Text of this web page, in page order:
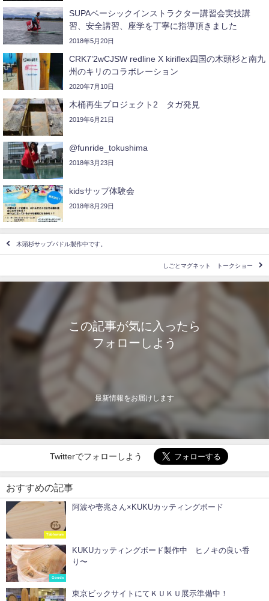
SUPAベーシックインストラクター講習会実技講
習、安全講習、座学を丁寧に指導頂きました
2018年5月20日
CRK7’2wCJSW redline X kiriflex四国の木頭杉と南九
州のキリのコラボレーション
2020年7月10日
木桶再生プロジェクト2 タガ発見
2019年6月21日
@funride_tokushima
2018年3月23日
kidsサップ体験会
2018年8月29日
木頭杉サップパドル製作中です。
しごとマグネット トークショー
この記事が気に入ったら
フォローしよう
最新情報をお届けします
Twitterでフォローしよう
おすすめの記事
Tableware
阿波や壱兆さん×KUKUカッティングボード
Goods
KUKUカッティングボード製作中 ヒノキの良い香
り〜
東京ビックサイトにてＫＵＫＵ展示準備中！